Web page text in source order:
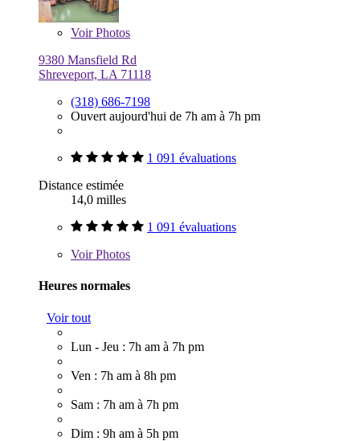
VoirPhotos
9380 Mansfield Rd
Shreveport, LA 71118
(318) 686-7198
Ouvert aujourd'hui de 7h am à 7h pm
1 091 évaluations
Distance estimée
14,0 milles
1 091 évaluations
VoirPhotos
Heures normales
Voir tout
Lun - Jeu : 7h am à 7h pm
Ven : 7h am à 8h pm
Sam : 7h am à 7h pm
Dim : 9h am à 5h pm